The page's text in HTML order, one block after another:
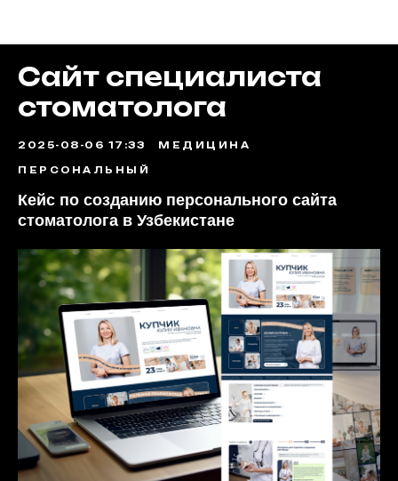
Сайт специалиста
стоматолога
2025-08-06 17:33 МЕДИЦИНА
ПЕРСОНАЛЬНЫЙ
Кейс по созданию персонального сайта
стоматолога в Узбекистане